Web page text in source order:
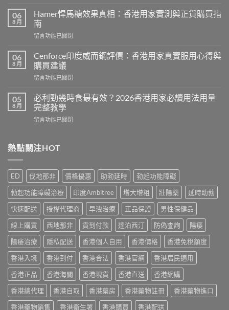
利
士
副
作
有
哪
些？
Cialis
見
副
用
說
安
全
服
用
指
南〉
中
06
8 月
Hamer悍馬糖效果真相：香港用家實測與正貨購買指
南
在
悍
馬
糖
效
真
相：
香
港
實
正
貨
購
買
指
南〉
中
留言功能已關閉
06
8 月
Cenforce印度威而鋼評價：香港用家真實服用心得與
購買建議
在
印
度
威
而
價：
用
家
真
實
服
用
心
得
與
購
買
建
議〉
中
留言功能已關閉
05
8 月
必利勁幾時食最有效？2026香港用家必讀用法用量
完整教學
在
勁
幾
食
最
有
效？
2026
香
港
用
家
必
讀
用
法
用
量
完
留言功能已關閉
熱點關注HOT
ED 伐地那非 價格優惠 助勃延時
勃起功能障礙
勃起功能障礙治療
印度Ambitree 增大增粗 壯陽藥
延時助勃
快速配送
授權代理商 早洩治療 正品保證
男性保健品
線上購買
西地那非 貨到付款 達泊西汀 防偽查詢
陽痿
陽痿治療
隱私配送 香港個人自用 香港價格
香港免稅額度
香港入境
香港到付 香港合法 香港官網
香港居民適用
香港正品
香港海關 香港現貨 香港直送
香港網購
香港總代理
香港自取 香港藥房 香港藥物註冊
香港藥物進口
香港藥物銷售
香港衛生署 香港購買 香港配送